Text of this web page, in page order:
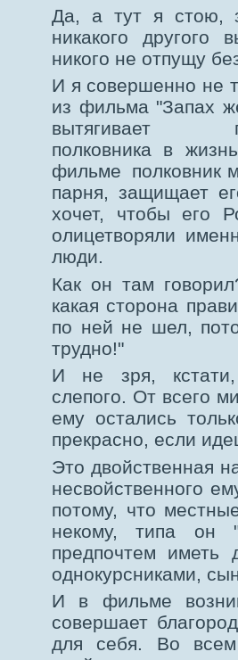
Да, а тут я стою,
никакого другого
никого не отпущу
И я совершенно не
из фильма "Запах
вытягивает
полковника в
фильме полковник
парня, защищает
хочет, чтобы его
олицетворяли
люди.
Как он там
какая сторона
по ней не шел,
трудно!"
И не зря,
слепого. От всего
ему остались
прекрасно, если
Это двойственная
несвойственного
потому, что
некому, типа он
предпочтем
однокурсниками,
И в фильме
совершает
для себя. Во всем